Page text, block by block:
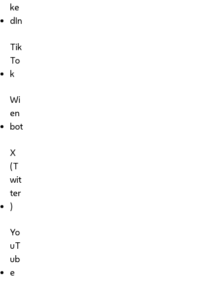
ke
dIn
Tik
To
k
Wi
en
bot
X
(T
wit
ter
)
Yo
uT
ub
e